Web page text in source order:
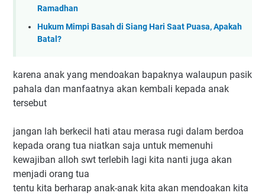
Ramadhan
Hukum Mimpi Basah di Siang Hari Saat Puasa, Apakah
Batal?
karena anak yang mendoakan bapaknya walaupun pasik
pahala dan manfaatnya akan kembali kepada anak
tersebut
jangan lah berkecil hati atau merasa rugi dalam berdoa
kepada orang tua niatkan saja untuk memenuhi
kewajiban alloh swt terlebih lagi kita nanti juga akan
menjadi orang tua
tentu kita berharap anak-anak kita akan mendoakan kita